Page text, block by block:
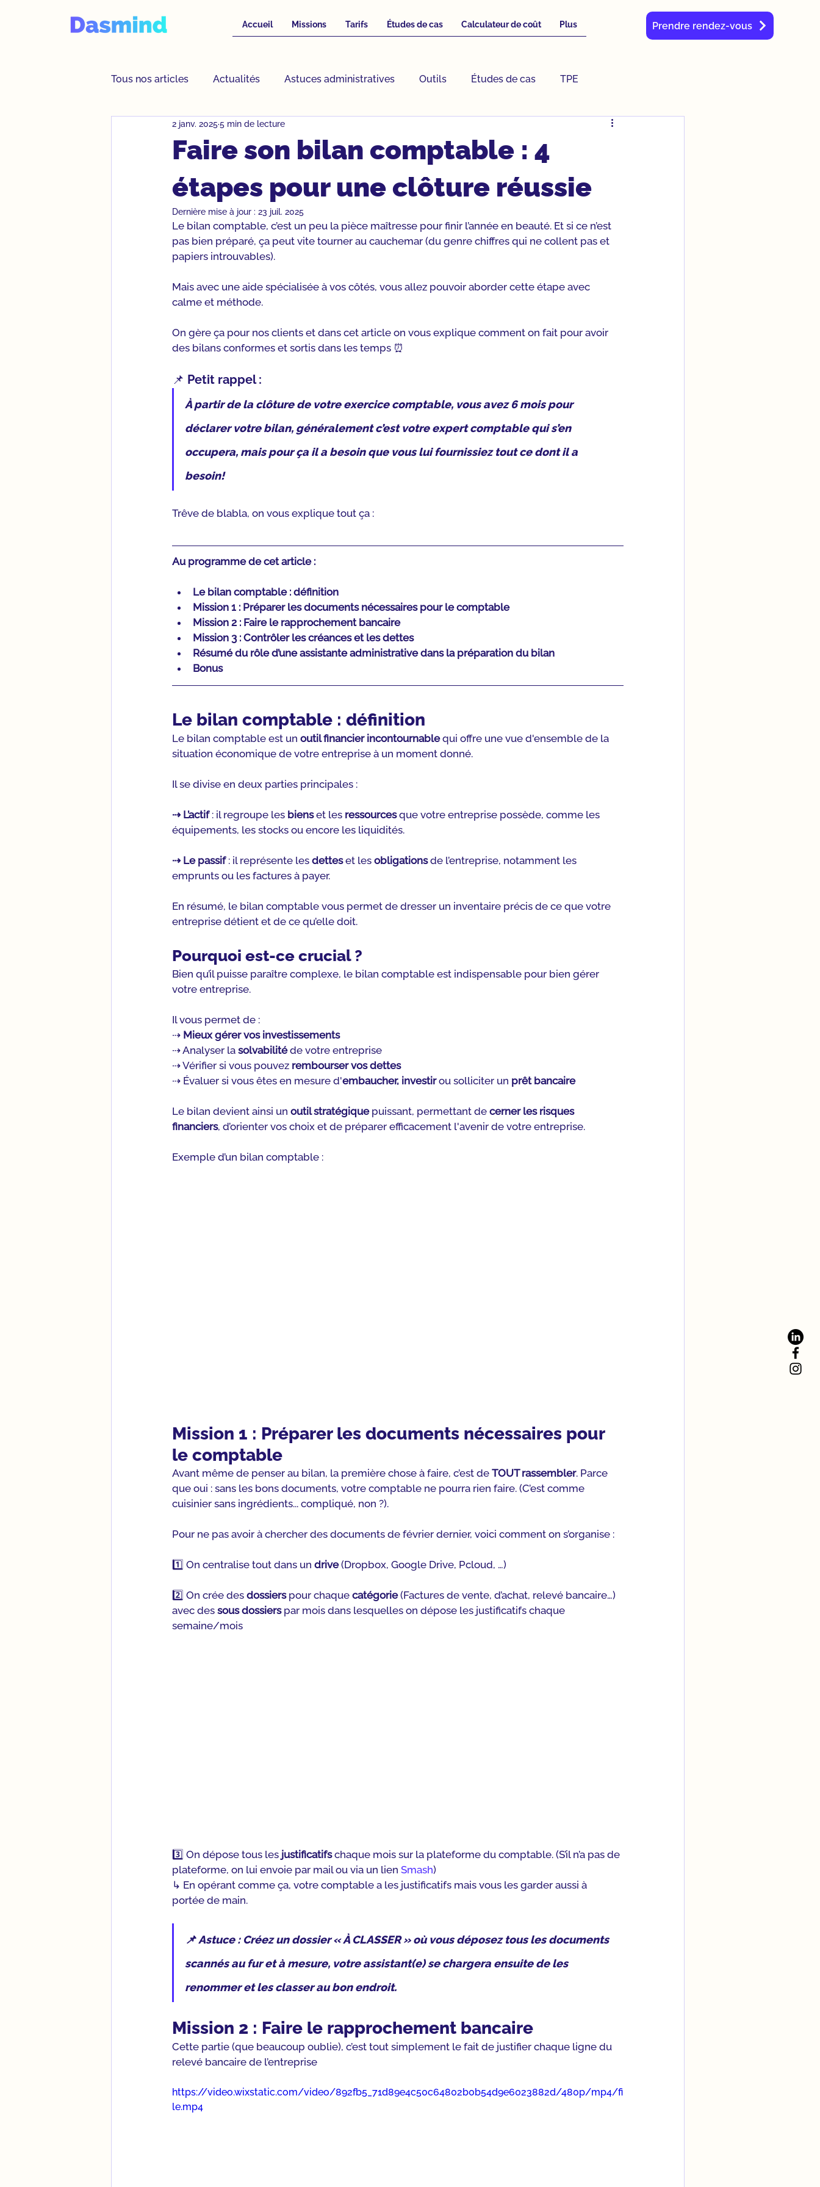
Accueil Missions Tarifs Études de cas Calculateur de coût Plus Prendre rendez-vous
Tous nos articles Actualités Astuces administratives Outils Études de cas TPE
Assistante virtuelle Projet d'externalisation
Faire son bilan comptable : 4
étapes pour une clôture réussie
2 janv. 20255 min de lecture
Dernière mise à jour : 23 juil. 2025
Le bilan comptable, c’est un peu la pièce maîtresse pour finir l’année en beauté. Et si ce n’est
pas bien préparé, ça peut vite tourner au cauchemar (du genre chiffres qui ne collent pas et
papiers introuvables).
Mais avec une aide spécialisée à vos côtés, vous allez pouvoir aborder cette étape avec
calme et méthode.
On gère ça pour nos clients et dans cet article on vous explique comment on fait pour avoir
des bilans conformes et sortis dans les temps ⏰
📌 Petit rappel :
À partir de la clôture de votre exercice comptable, vous avez 6 mois pour
déclarer votre bilan, généralement c’est votre expert comptable qui s’en
occupera, mais pour ça il a besoin que vous lui fournissiez tout ce dont il a
besoin!
Trêve de blabla, on vous explique tout ça :
Au programme de cet article :
Le bilan comptable : définition
Mission 1 : Préparer les documents nécessaires pour le comptable
Mission 2 : Faire le rapprochement bancaire
Mission 3 : Contrôler les créances et les dettes
Résumé du rôle d’une assistante administrative dans la préparation du bilan
Bonus
Le bilan comptable : définition
Le bilan comptable est un outil financier incontournable qui offre une vue d'ensemble de la
situation économique de votre entreprise à un moment donné.
Il se divise en deux parties principales :
⇢ L’actif : il regroupe les biens et les ressources que votre entreprise possède, comme les
équipements, les stocks ou encore les liquidités.
⇢ Le passif : il représente les dettes et les obligations de l’entreprise, notamment les
emprunts ou les factures à payer.
En résumé, le bilan comptable vous permet de dresser un inventaire précis de ce que votre
entreprise détient et de ce qu’elle doit.
Pourquoi est-ce crucial ?
Bien qu’il puisse paraître complexe, le bilan comptable est indispensable pour bien gérer
votre entreprise.
Il vous permet de :
⇢ Mieux gérer vos investissements
⇢ Analyser la solvabilité de votre entreprise
⇢ Vérifier si vous pouvez rembourser vos dettes
⇢ Évaluer si vous êtes en mesure d'embaucher, investir ou solliciter un prêt bancaire
Le bilan devient ainsi un outil stratégique puissant, permettant de cerner les risques
financiers, d’orienter vos choix et de préparer efficacement l'avenir de votre entreprise.
Exemple d’un bilan comptable :
Mission 1 : Préparer les documents nécessaires pour
le comptable
Avant même de penser au bilan, la première chose à faire, c’est de TOUT rassembler. Parce
que oui : sans les bons documents, votre comptable ne pourra rien faire. (C’est comme
cuisinier sans ingrédients... compliqué, non ?).
Pour ne pas avoir à chercher des documents de février dernier, voici comment on s’organise :
1️⃣ On centralise tout dans un drive (Dropbox, Google Drive, Pcloud, …)
2️⃣ On crée des dossiers pour chaque catégorie (Factures de vente, d’achat, relevé bancaire…)
avec des sous dossiers par mois dans lesquelles on dépose les justificatifs chaque
semaine/mois
3️⃣ On dépose tous les justificatifs chaque mois sur la plateforme du comptable. (S’il n’a pas de
plateforme, on lui envoie par mail ou via un lien Smash)
↳ En opérant comme ça, votre comptable a les justificatifs mais vous les garder aussi à
portée de main.
📌 Astuce : Créez un dossier « À CLASSER » où vous déposez tous les documents
scannés au fur et à mesure, votre assistant(e) se chargera ensuite de les
renommer et les classer au bon endroit.
Mission 2 : Faire le rapprochement bancaire
Cette partie (que beaucoup oublie), c’est tout simplement le fait de justifier chaque ligne du
relevé bancaire de l’entreprise
https://video.wixstatic.com/video/892fb5_71d89e4c50c64802b0b54d9e6023882d/480p/mp4/fi
le.mp4